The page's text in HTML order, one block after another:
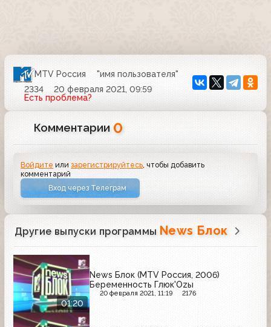
MTV Россия
"имя пользователя"
2334
20 февраля 2021, 09:59
Есть проблема?
Комментарии 0
Войдите илизарегистрируйтесь , чтобы добавить
комментарий
Вход через Телеграм
Другие выпуски программы News Блок
01:20
News Блок (MTV Россия, 2006)
Беременность Глюк'Ozы
20 февраля 2021, 11:19 2176